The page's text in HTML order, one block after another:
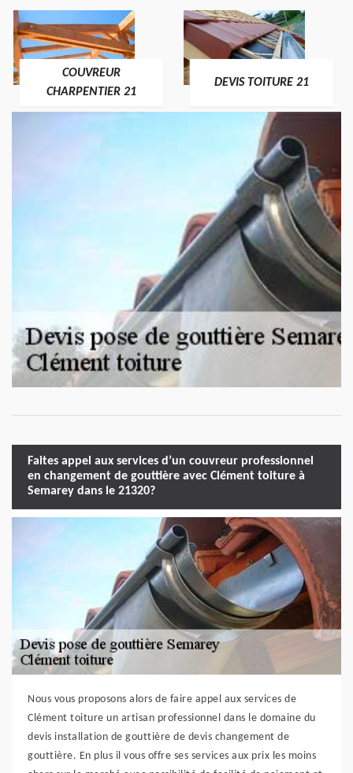
COUVREUR
CHARPENTIER 21
DEVIS TOITURE 21
Faites appel aux services d’un couvreur professionnel
en changement de gouttière avec Clément toiture à
Semarey dans le 21320?
Nous vous proposons alors de faire appel aux services de
Clément toiture un artisan professionnel dans le domaine du
devis installation de gouttière de devis changement de
gouttière. En plus il vous offre ses services aux prix les moins